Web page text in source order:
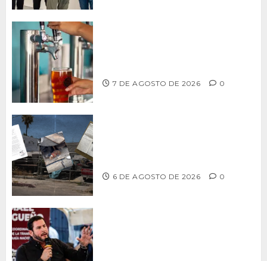
7 DE AGOSTO DE 2026 0
6 DE AGOSTO DE 2026 0